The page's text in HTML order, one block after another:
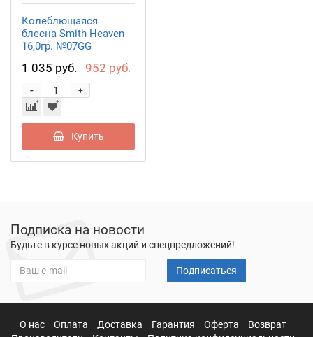
Колеблющаяся
блесна Smith Heaven
16,0гр. №07GG
1 035 руб. 952 руб.
+
-
Купить
Подписка на новости
Будьте в курсе новых акций и спецпредложений!
Подписаться
О нас Оплата Доставка Гарантия Оферта
Возврат